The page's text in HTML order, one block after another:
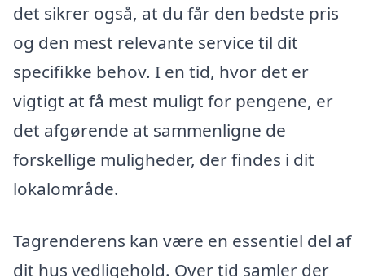
det sikrer også, at du får den bedste pris
og den mest relevante service til dit
specifikke behov. I en tid, hvor det er
vigtigt at få mest muligt for pengene, er
det afgørende at sammenligne de
forskellige muligheder, der findes i dit
lokalområde.
Tagrenderens kan være en essentiel del af
dit hus vedligehold. Over tid samler der